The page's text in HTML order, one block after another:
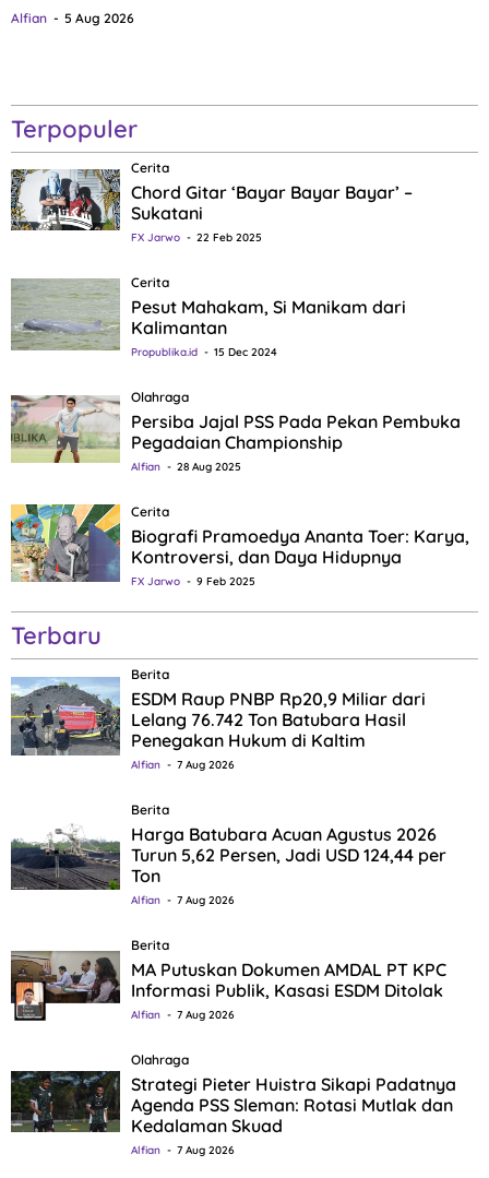
Alfian 5 Aug 2026
Terpopuler
Cerita
Chord Gitar ‘Bayar Bayar Bayar’ –
Sukatani
FX Jarwo 22 Feb 2025
Cerita
Pesut Mahakam, Si Manikam dari
Kalimantan
Propublika.id 15 Dec 2024
Olahraga
Persiba Jajal PSS Pada Pekan Pembuka
Pegadaian Championship
Alfian 28 Aug 2025
Cerita
Biografi Pramoedya Ananta Toer: Karya,
Kontroversi, dan Daya Hidupnya
FX Jarwo 9 Feb 2025
Terbaru
Berita
ESDM Raup PNBP Rp20,9 Miliar dari
Lelang 76.742 Ton Batubara Hasil
Penegakan Hukum di Kaltim
Alfian 7 Aug 2026
Berita
Harga Batubara Acuan Agustus 2026
Turun 5,62 Persen, Jadi USD 124,44 per
Ton
Alfian 7 Aug 2026
Berita
MA Putuskan Dokumen AMDAL PT KPC
Informasi Publik, Kasasi ESDM Ditolak
Alfian 7 Aug 2026
Olahraga
Strategi Pieter Huistra Sikapi Padatnya
Agenda PSS Sleman: Rotasi Mutlak dan
Kedalaman Skuad
Alfian 7 Aug 2026